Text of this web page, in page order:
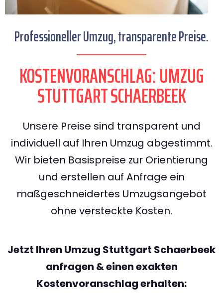
Professioneller Umzug, transparente Preise.
KOSTENVORANSCHLAG: UMZUG
STUTTGART SCHAERBEEK
Unsere Preise sind transparent und
individuell auf Ihren Umzug abgestimmt.
Wir bieten Basispreise zur Orientierung
und erstellen auf Anfrage ein
maßgeschneidertes Umzugsangebot
ohne versteckte Kosten.
Jetzt Ihren Umzug Stuttgart Schaerbeek
anfragen & einen exakten
Kostenvoranschlag erhalten: